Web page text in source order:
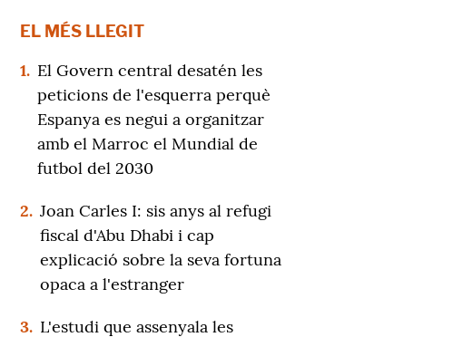
EL MÉS LLEGIT
1. El Govern central desatén les
peticions de l'esquerra perquè
Espanya es negui a organitzar
amb el Marroc el Mundial de
futbol del 2030
2. Joan Carles I: sis anys al refugi
fiscal d'Abu Dhabi i cap
explicació sobre la seva fortuna
opaca a l'estranger
3. L'estudi que assenyala les